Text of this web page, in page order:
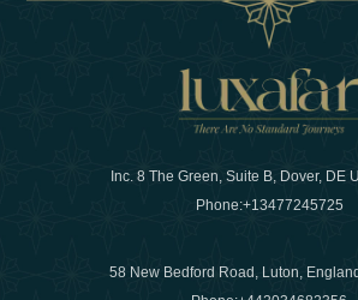
Inc. 8 The Green, Suite B, Dover, DE
Phone:+13477245725
58 New Bedford Road, Luton,